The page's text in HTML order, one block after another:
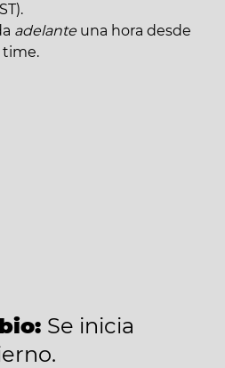
adelante una hora desde
time.
Se inicia